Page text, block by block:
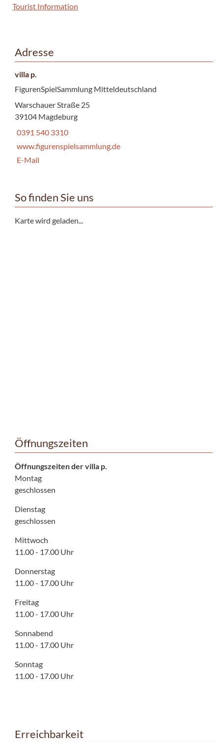
Tourist Information
Adresse
villa p.
FigurenSpielSammlung Mitteldeutschland
Warschauer Straße 25
39104 Magdeburg
0391 540 3310
www.figurenspielsammlung.de
E-Mail
So finden Sie uns
Karte wird geladen...
Öffnungszeiten
Öffnungszeiten der villa p.
Montag
geschlossen
Dienstag
geschlossen
Mittwoch
11.00 - 17.00 Uhr
Donnerstag
11.00 - 17.00 Uhr
Freitag
11.00 - 17.00 Uhr
Sonnabend
11.00 - 17.00 Uhr
Sonntag
11.00 - 17.00 Uhr
Erreichbarkeit